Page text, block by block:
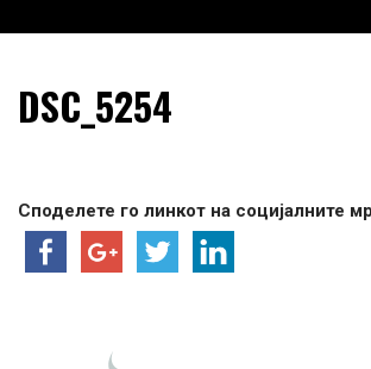
to
Граѓанска Опција за
Македонија
DSC_5254
Споделете го линкот на социјалните